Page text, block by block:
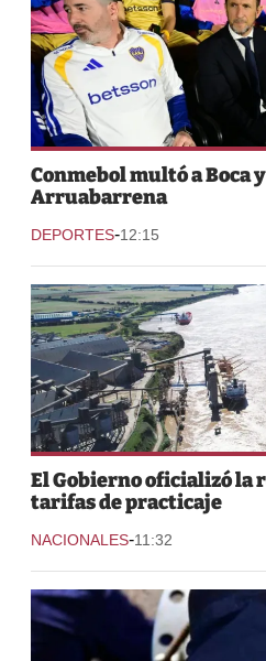
Conmebol multó a Boca
Arruabarrena
DEPORTES-12:15
El Gobierno oficializó la
tarifas de practicaje
NACIONALES-11:32